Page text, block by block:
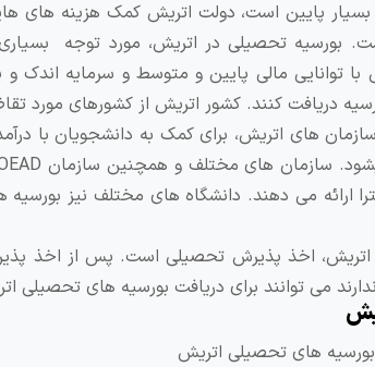
پایین است، دولت اتریش کمک هزینه های
بورسیه تحصیلی در اتریش، مورد توجه
توانایی مالی پایین و متوسط و سرمایه اندک
دریافت کنند. کشور اتریش از کشورهای مورد
‌های اتریش، برای کمک به دانشجویان با
ارائه می دهند. دانشگاه های مختلف نیز بورسیه
اخذ پذیرش تحصیلی است. پس از اخذ
می ‌توانند برای دریافت بورسیه های تحصیلی